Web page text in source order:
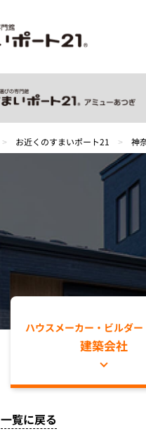
> お近くのすまいポート21 > 神
ハウスメーカー・ビルダ
建築会社
一覧に戻る